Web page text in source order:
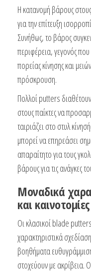
Η κατανομή βάρους
για την επίτευξη
Συνήθως, το βάρος
περιφέρεια, γεγονός
πορείας κίνησης και
πρόσκρουση.
Πολλοί putters
στους παίκτες να
ταιριάζει στο στυλ
μπορεί να επηρεάσει
απαραίτητο για τους
βάρους για τις ανάγκες
Μοναδικά
και καινοτομίες
Οι κλασικοί blade
χαρακτηριστικά
βοηθήματα
στοχεύουν με ακρίβεια.